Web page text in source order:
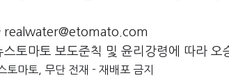
realwater@etomato.com
스토마토 보도준칙 및 윤리강령에 따라 오
마토, 무단 전재 - 재배포 금지